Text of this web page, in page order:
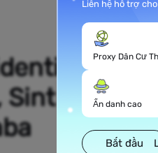
rộng
Sint
Liên hệ hỗ trợ cho
Proxy Dân Cư
Ẩn danh cao
Bắt đầu